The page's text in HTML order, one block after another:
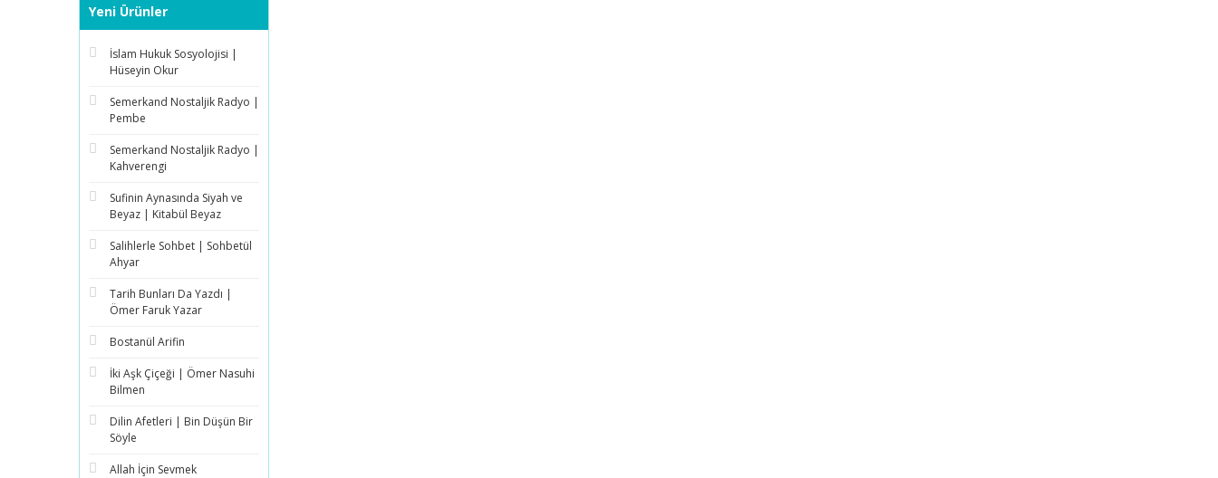
Yeni Ürünler
İslam Hukuk Sosyolojisi |
Hüseyin Okur
Semerkand Nostaljik Radyo |
Pembe
Semerkand Nostaljik Radyo |
Kahverengi
Sufinin Aynasında Siyah ve
Beyaz | Kitabül Beyaz
Salihlerle Sohbet | Sohbetül
Ahyar
Tarih Bunları Da Yazdı |
Ömer Faruk Yazar
Bostanül Arifin
İki Aşk Çiçeği | Ömer Nasuhi
Bilmen
Dilin Afetleri | Bin Düşün Bir
Söyle
Allah İçin Sevmek